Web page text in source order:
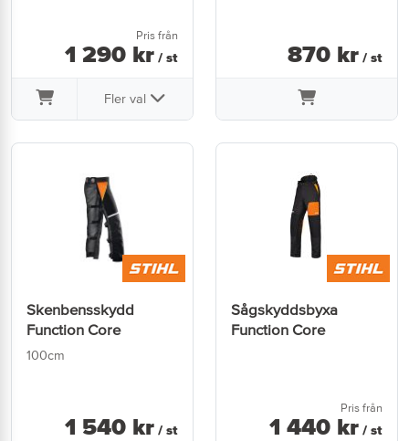
Pris från
1 290 kr / st
Fler val
870 kr / st
Skenbensskydd
Function Core
100cm
1 540 kr / st
Sågskyddsbyxa
Function Core
Pris från
1 440 kr / st